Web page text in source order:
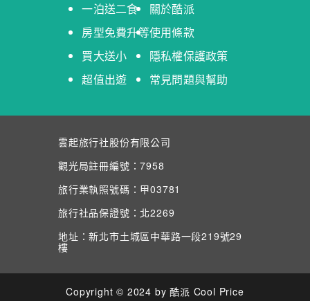
一泊送二食
房型免費升等
買大送小
超值出遊
關於酷派
使用條款
隱私權保護政策
常見問題與幫助
雲起旅行社股份有限公司
觀光局註冊編號：7958
旅行業執照號碼：甲03781
旅行社品保證號：北2269
地址：新北市土城區中華路一段219號29
樓
Copyright © 2024 by 酷派 Cool Price